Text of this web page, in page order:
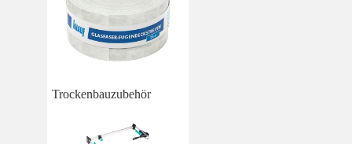
Trockenbauzubehör